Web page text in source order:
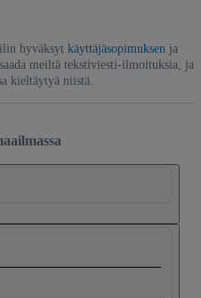
hyväksyt käyttäjäsopimuksenja
meiltä tekstiviesti-ilmoituksia, ja
kieltäytyä niistä.